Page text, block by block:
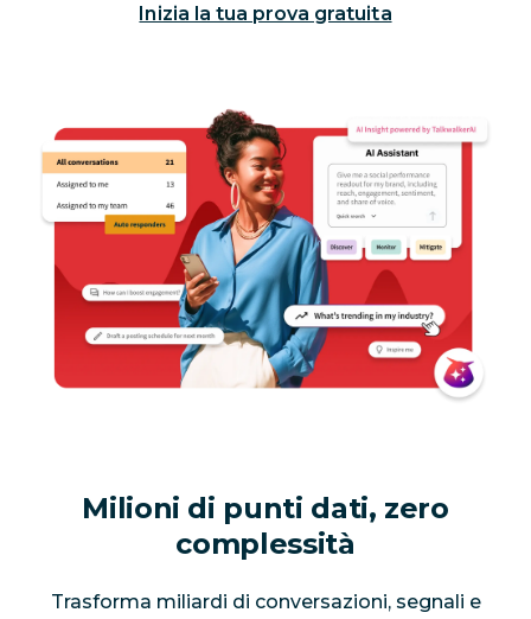
Inizia la tua prova gratuita
Milioni di punti dati, zero
complessità
Trasforma miliardi di conversazioni, segnali e